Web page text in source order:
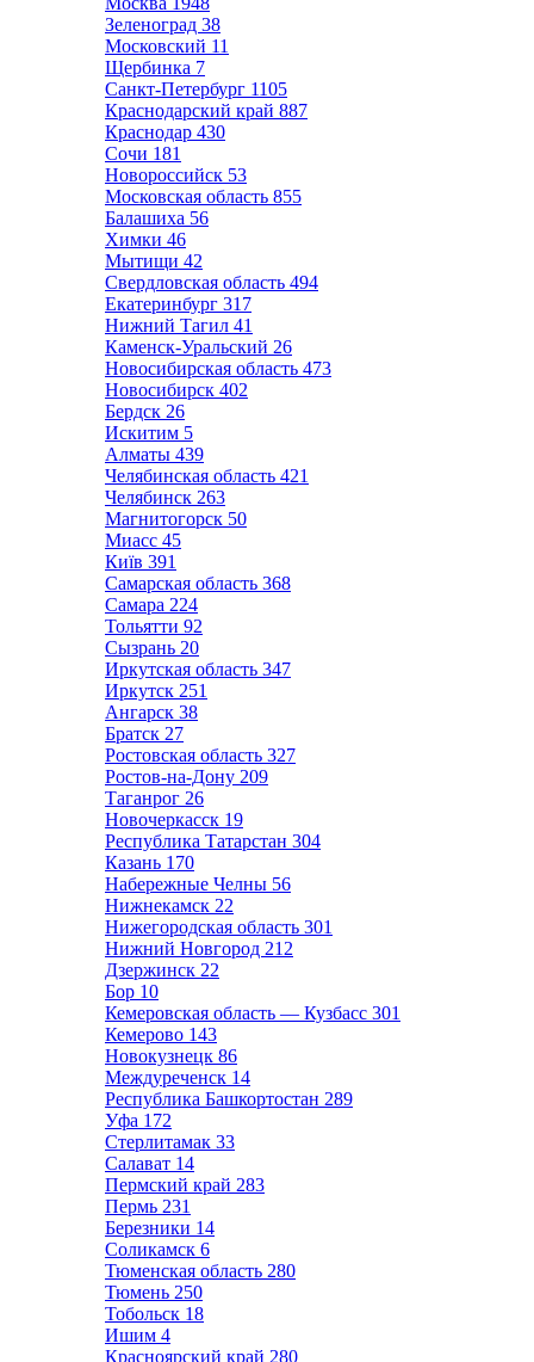
Зеленоград 38
Московский 11
Щербинка 7
Санкт-Петербург 1105
Краснодарский край 887
Краснодар 430
Сочи 181
Новороссийск 53
Московская область 855
Балашиха 56
Химки 46
Мытищи 42
Свердловская область 494
Екатеринбург 317
Нижний Тагил 41
Каменск-Уральский 26
Новосибирская область 473
Новосибирск 402
Бердск 26
Искитим 5
Алматы 439
Челябинская область 421
Челябинск 263
Магнитогорск 50
Миасс 45
Київ 391
Самарская область 368
Самара 224
Тольятти 92
Сызрань 20
Иркутская область 347
Иркутск 251
Ангарск 38
Братск 27
Ростовская область 327
Ростов-на-Дону 209
Таганрог 26
Новочеркасск 19
Республика Татарстан 304
Казань 170
Набережные Челны 56
Нижнекамск 22
Нижегородская область 301
Нижний Новгород 212
Дзержинск 22
Бор 10
Кемеровская область — Кузбасс 301
Кемерово 143
Новокузнецк 86
Междуреченск 14
Республика Башкортостан 289
Уфа 172
Стерлитамак 33
Салават 14
Пермский край 283
Пермь 231
Березники 14
Соликамск 6
Тюменская область 280
Тюмень 250
Тобольск 18
Ишим 4
Красноярский край 280